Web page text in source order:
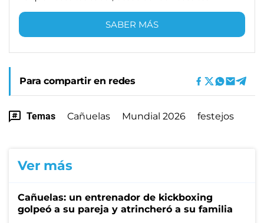
SABER MÁS
Para compartir en redes
Temas Cañuelas Mundial 2026 festejos
Ver más
Cañuelas: un entrenador de kickboxing
golpeó a su pareja y atrincheró a su familia